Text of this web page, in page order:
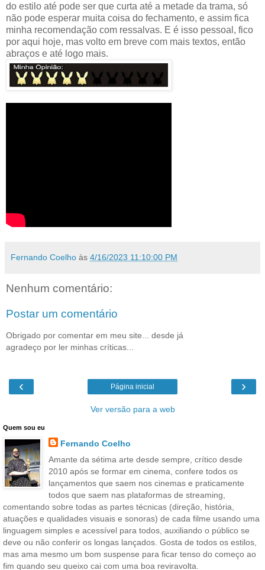
do estilo até pode ser que curta até a metade da trama, só
não pode esperar muita coisa do fechamento, e assim fica
minha recomendação com ressalvas. E é isso pessoal, fico
por aqui hoje, mas volto em breve com mais textos, então
abraços e até logo mais.
Fernando Coelho às 4/16/2023 11:10:00 PM
Nenhum comentário:
Postar um comentário
Obrigado por comentar em meu site... desde já
agradeço por ler minhas críticas...
‹ ›
Página inicial
Ver versão para a web
Quem sou eu
Fernando Coelho
Amante da sétima arte desde sempre, crítico desde
2010 após se formar em cinema, confere todos os
lançamentos que saem nos cinemas e praticamente
todos que saem nas plataformas de streaming,
comentando sobre todas as partes técnicas (direção, história,
atuações e qualidades visuais e sonoras) de cada filme usando uma
linguagem simples e acessível para todos, auxiliando o público se
deve ou não conferir os longas lançados. Gosta de todos os estilos,
mas ama mesmo um bom suspense para ficar tenso do começo ao
fim quando seu queixo cai com uma boa reviravolta.